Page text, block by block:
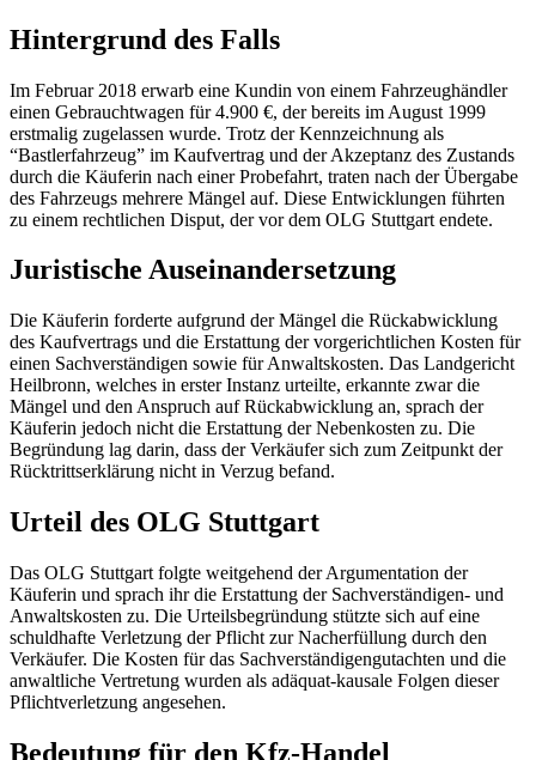
Hintergrund des Falls
Im Februar 2018 erwarb eine Kundin von einem Fahrzeughändler
einen Gebrauchtwagen für 4.900 €, der bereits im August 1999
erstmalig zugelassen wurde. Trotz der Kennzeichnung als
“Bastlerfahrzeug” im Kaufvertrag und der Akzeptanz des Zustands
durch die Käuferin nach einer Probefahrt, traten nach der Übergabe
des Fahrzeugs mehrere Mängel auf. Diese Entwicklungen führten
zu einem rechtlichen Disput, der vor dem OLG Stuttgart endete.
Juristische Auseinandersetzung
Die Käuferin forderte aufgrund der Mängel die Rückabwicklung
des Kaufvertrags und die Erstattung der vorgerichtlichen Kosten für
einen Sachverständigen sowie für Anwaltskosten. Das Landgericht
Heilbronn, welches in erster Instanz urteilte, erkannte zwar die
Mängel und den Anspruch auf Rückabwicklung an, sprach der
Käuferin jedoch nicht die Erstattung der Nebenkosten zu. Die
Begründung lag darin, dass der Verkäufer sich zum Zeitpunkt der
Rücktrittserklärung nicht in Verzug befand.
Urteil des OLG Stuttgart
Das OLG Stuttgart folgte weitgehend der Argumentation der
Käuferin und sprach ihr die Erstattung der Sachverständigen- und
Anwaltskosten zu. Die Urteilsbegründung stützte sich auf eine
schuldhafte Verletzung der Pflicht zur Nacherfüllung durch den
Verkäufer. Die Kosten für das Sachverständigengutachten und die
anwaltliche Vertretung wurden als adäquat-kausale Folgen dieser
Pflichtverletzung angesehen.
Bedeutung für den Kfz-Handel